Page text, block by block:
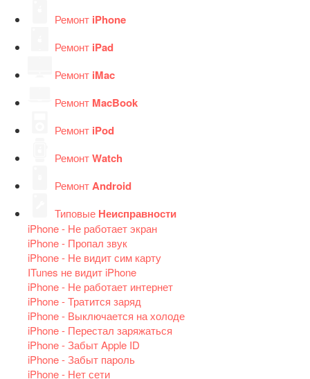
Ремонт iPhone
Ремонт iPad
Ремонт iMac
Ремонт MacBook
Ремонт iPod
РемонтWatch
РемонтAndroid
Типовые Неисправности
iPhone - Не работает экран
iPhone - Пропал звук
iPhone - Не видит сим карту
ITunes не видит iPhone
iPhone - Не работает интернет
iPhone - Тратится заряд
iPhone - Выключается на холоде
iPhone - Перестал заряжаться
iPhone - Забыт Apple ID
iPhone - Забыт пароль
iPhone - Нет сети